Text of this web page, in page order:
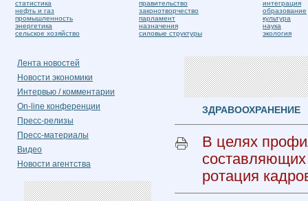
статистика
нефть и газ
промышленность
энергетика
сельское хозяйство
правительство
законотворчество
парламент
назначения
силовые структуры
интеграция
образование
культура
наука
экология
Лента новостей
Новости экономики
Интервью / комментарии
On-line конференции
Пресс-релизы
Пресс-материалы
Видео
Новости агентства
ЗДРАВООХРАНЕНИЕ
В целях
ротация